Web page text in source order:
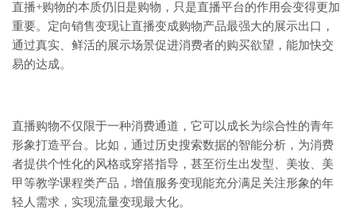
直播+购物的本质仍旧是购物，只是直播平台的作用会变得更加
重要。定向销售变现让直播变成购物产品最强大的展示出口，
通过真实、鲜活的展示场景促进消费者的购买欲望，能加快交
易的达成。
直播购物不仅限于一种消费通道，它可以成长为综合性的青年
形象打造平台。比如，通过历史搜索数据的智能分析，为消费
者提供个性化的风格或穿搭指导，甚至衍生出发型、美妆、美
甲等教学课程类产品，增值服务变现能充分满足关注形象的年
轻人需求，实现流量变现最大化。